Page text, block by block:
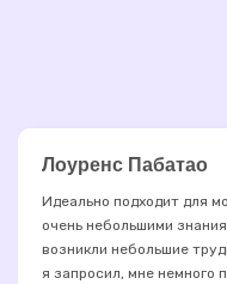
Лоуренс Пабатао
Идеально подходит для
очень небольшими
возникли небольшие
я запросил, мне немного